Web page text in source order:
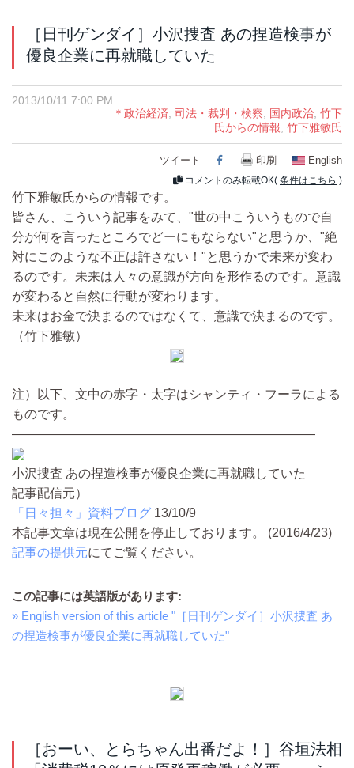
［日刊ゲンダイ］小沢捜査 あの捏造検事が
優良企業に再就職していた
2013/10/11 7:00 PM
＊政治経済 司法・裁判・検察 国内政治 竹下
氏からの情報 竹下雅敏氏
ツイート Facebook
印刷 English
コメントのみ転載OK( 条件はこちら )
竹下雅敏氏からの情報です。
皆さん、こういう記事をみて、"世の中こういうもので自
分が何を言ったところでどーにもならない"と思うか、"絶
対にこのような不正は許さない！"と思うかで未来が変わ
るのです。未来は人々の意識が方向を形作るのです。意識
が変わると自然に行動が変わります。
未来はお金で決まるのではなくて、意識で決まるのです。
（竹下雅敏）
注）以下、文中の赤字・太字はシャンティ・フーラによる
ものです。
————————————————————————
小沢捜査 あの捏造検事が優良企業に再就職していた
記事配信元）
「日々担々」資料ブログ 13/10/9
本記事文章は現在公開を停止しております。 (2016/4/23)
記事の提供元にてご覧ください。
この記事には英語版があります:
» English version of this article "［日刊ゲンダイ］小沢捜査 あ
の捏造検事が優良企業に再就職していた"
［おーい、とらちゃん出番だよ！］谷垣法相